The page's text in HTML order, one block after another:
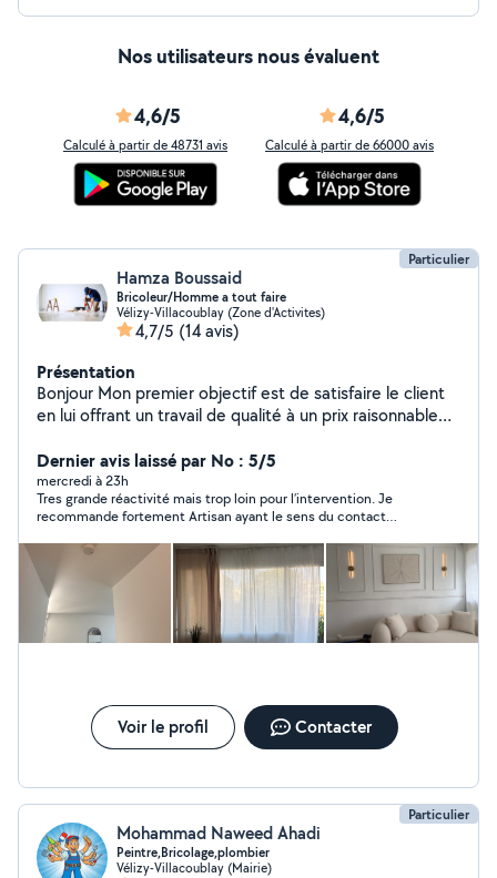
Nos utilisateurs nous évaluent
4,6/5
Calculé à partir de 48731 avis
4,6/5
Calculé à partir de 66000 avis
Particulier
Hamza Boussaid
Bricoleur/Homme a tout faire
Vélizy-Villacoublay (Zone d'Activites)
4,7/5 (14 avis)
Présentation
Bonjour Mon premier objectif est de satisfaire le client
en lui offrant un travail de qualité à un prix raisonnable
client. Je suis à votre service à tout moment. N'hésitez
pas à nous contacter. Je travaille dans toute l'île de
France disponible 7j/7. cordialement À votre service.
24/24 7j/7 -enduits / peinture intérieure murs / plafonds
- bricolage ( installation étagères, luminaire,meubles,
pose cuisine/salle de bains, miroirs, électroménager /
découpe plan travail, pose Tv , moulures etc -
installation de meubles( montage compris) -électricité -
petite plomberie ( installation évier , robinetterie,
Dernier avis laissé par No : 5/5
mercredi à 23h
Tres grande réactivité mais trop loin pour l’intervention. Je
recommande fortement Artisan ayant le sens du contact
Voir le profil Contacter
Particulier
Mohammad Naweed Ahadi
Peintre,Bricolage,plombier
Vélizy-Villacoublay (Mairie)